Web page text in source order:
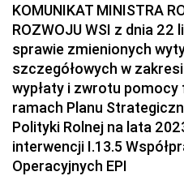
KOMUNIKAT MINISTRA
ROZWOJU WSI z dnia 22
sprawie zmienionych
szczegółowych w
wypłaty i zwrotu pomocy
ramach Planu
Polityki Rolnej na lata
interwencji I.13.5
Operacyjnych EPI